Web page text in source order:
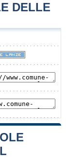
DELLE